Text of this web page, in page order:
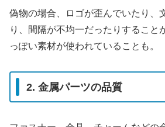
偽物の場合、ロゴが歪んでいたり、
り、間隔が不均一だったりすること
っぽい素材が使われていることも。
2. 金属パーツの品質